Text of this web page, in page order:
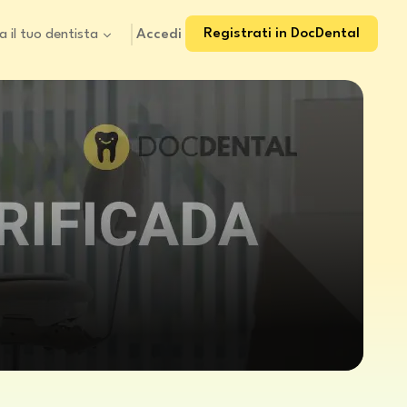
il tuo dentista Accedi Registrati in DocDental